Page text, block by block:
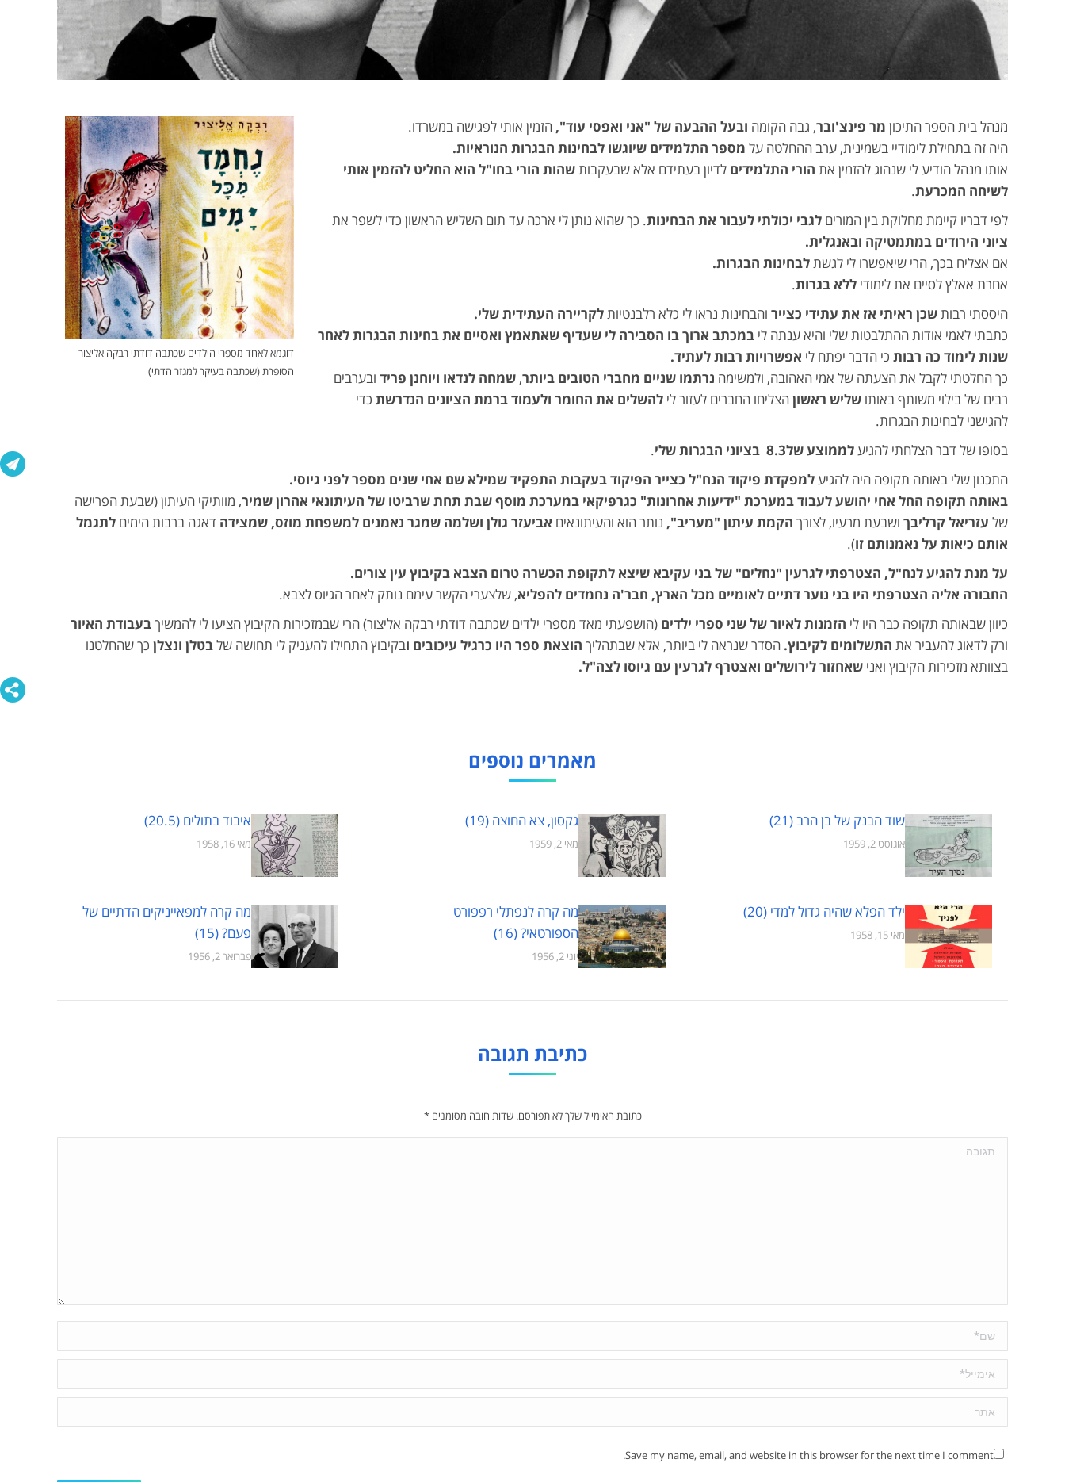
דוגמא לאחד מספרי הילדים שכתבה דודתי רבקה אליצור
הסופרת (שכתבה בעיקר למגזר הדתי)
מנהל בית הספר התיכון מר פינצ'ובר, גבה הקומה ובעל ההבעה של "אני ואפסי עוד", הזמין אותי לפגישה במשרדו.
היה זה בתחילת לימודיי בשמינית, ערב ההחלטה על מספר התלמידים שיוגשו לבחינות הבגרות הנוראיות.
אותו מנהל הודיע לי שנהוג להזמין את הורי התלמידים לדיון בעתידם אלא שבעקבותשהות הורי בחו"ל הוא החליט להזמין אותי
לשיחה המכרעת.
לפי דבריו קיימת מחלוקת בין המורים לגבי יכולתי לעבור את הבחינות. כך שהוא נותן לי ארכה עד תום השליש הראשון כדי לשפר את
ציוני הירודים במתמטיקה ובאנגלית.
אם אצליח בכך, הרי שיאפשרו לי לגשתלבחינות הבגרות.
אחרת אאלץ לסיים את לימודי ללא בגרות.
היססתי רבותשכן ראיתי אז את עתידי כצייר והבחינות נראו לי כלא רלבנטיותלקריירה העתידית שלי.
כתבתי לאמי אודות ההתלבטות שלי והיא ענתה לי במכתב ארוך בו הסבירה לי שעדיף שאתאמץ ואסיים את בחינות הבגרות לאחר
שנות לימוד כה רבות כי הדבר יפתח לי אפשרויות רבות לעתיד.
כך החלטתי לקבל את הצעתה של אמי האהובה, ולמשימה נרתמו שניים מחברי הטובים ביותר, שמחה לנדאו ויוחנן פריד ובערבים
רבים של בילוי משותף באותו שליש ראשוןהצליחו החברים לעזור לי להשלים את החומר ולעמוד ברמת הציונים הנדרשת כדי
להגישני לבחינות הבגרות.
בסופו של דבר הצלחתי להגיעלממוצע של8.3 בציוני הבגרות שלי.
התכנון שלי באותה תקופה היה להגיעלמפקדת פיקוד הנח"ל כצייר הפיקוד בעקבות התפקיד שמילא שם אחי שנים מספר לפני גיוסי.
באותה תקופה החל אחי יהושע לעבוד במערכת "ידיעות אחרונות" כגרפיקאי במערכת מוסף שבת תחת שרביטו של העיתונאי אהרון שמיר, מוותיקי העיתון (שבעת הפרישה
של עזריאל קרליבך ושבעת מרעיו, לצורך הקמת עיתון "מעריב", נותר הוא והעיתונאים אביעזר גולן ושלמה שמגר נאמנים למשפחת מוזס, שמצידה דאגה ברבות הימים לתגמל
אותם כיאות על נאמנותם זו).
על מנת להגיע לנח"ל, הצטרפתי לגרעין "נחלים" של בני עקיבא שיצא לתקופת הכשרה טרום הצבא בקיבוץ עין צורים.
החבורה אליה הצטרפתי היו בני נוער דתיים לאומיים מכל הארץ, חבר'ה נחמדים להפליא, שלצערי הקשר עימם נותק לאחר הגיוס לצבא.
כיוון שבאותה תקופה כבר היו לי הזמנות לאיור של שני ספרי ילדים (הושפעתי מאד מספרי ילדים שכתבה דודתי רבקה אליצור) הרי שבמזכירות הקיבוץ הציעו לי להמשיךבעבודת האיור
ורק לדאוג להעביר את התשלומים לקיבוץ. הסדר שנראה לי ביותר, אלא שבתהליך הוצאת ספר היו כרגיל עיכובים ובקיבוץ התחילו להעניק לי תחושה שלבטלן ונצלן כך שהחלטנו
בצוותא מזכירות הקיבוץ ואני שאחזור לירושלים ואצטרף לגרעין עם גיוסו לצה"ל.
מאמרים נוספים
שוד הבנק של בן הרב (21)
אוגוסט 2, 1959
גקסון, צא החוצה (19)
מאי 2, 1959
איבוד בתולים (20.5)
מאי 16, 1958
ילד הפלא שהיה גדול למדי (20)
מאי 15, 1958
מה קרה לנפתלי רפפורט
הספורטאי? (16)
יוני 2, 1956
מה קרה למפאייניקים הדתיים של
פעם? (15)
פברואר 2, 1956
כתיבת תגובה
כתובת האימייל שלך לא תפורסם. שדות חובה מסומנים*
תגובה
שם *
אימייל *
אתר
Save my name, email, and website in this browser for the next time I comment.